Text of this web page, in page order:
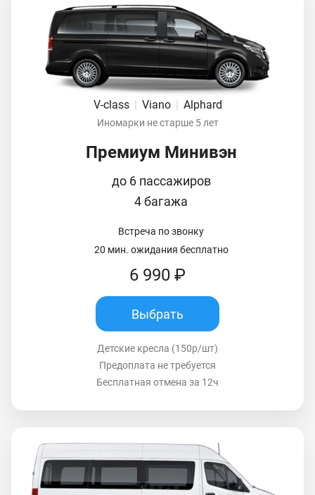
V-class Viano Alphard
Иномарки не старше 5 лет
Премиум Минивэн
до 6 пассажиров
4 багажа
Встреча по звонку
20 мин. ожидания бесплатно
6 990 ₽
Выбрать
Детские кресла (150р/шт)
Предоплата не требуется
Бесплатная отмена за 12ч